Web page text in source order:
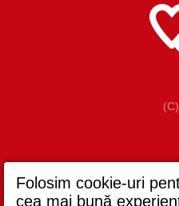
Folosim cookie-uri
cea mai bună